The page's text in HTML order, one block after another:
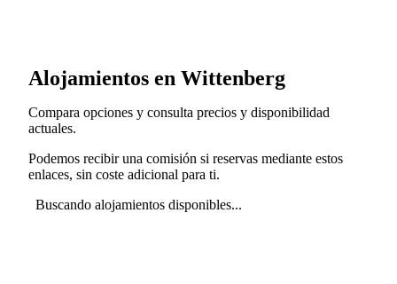
Alojamientos en Wittenberg
Compara opciones y consulta precios y disponibilidad
actuales.
Podemos recibir una comisión si reservas mediante estos
enlaces, sin coste adicional para ti.
Buscando alojamientos disponibles...